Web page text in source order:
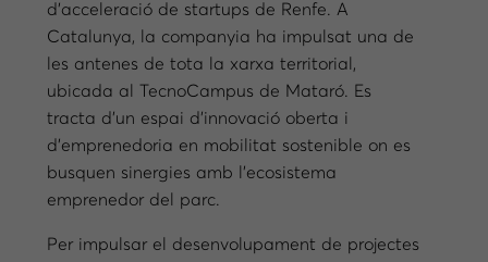
d’acceleració de startups de Renfe. A
Catalunya, la companyia ha impulsat una de
les antenes de tota la xarxa territorial,
ubicada al TecnoCampus de Mataró. Es
tracta d’un espai d’innovació oberta i
d’emprenedoria en mobilitat sostenible on es
busquen sinergies amb l’ecosistema
emprenedor del parc.
Per impulsar el desenvolupament de projectes